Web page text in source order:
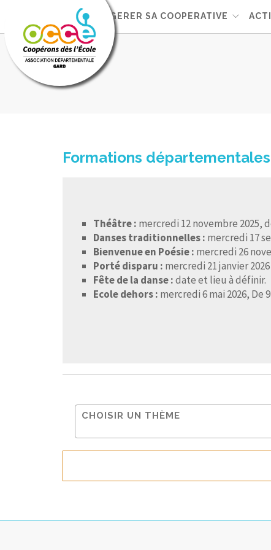
L'OCCE 30 GERER SA COOPERATIVE
Formations
Théâtre : mercredi 12 novembre 2025,
Danses traditionnelles : mercredi 17
Bienvenue en Poésie : mercredi 26
Porté disparu : mercredi 21 janvier
Fête de la danse :date et lieu à définir.
Ecole dehors : mercredi 6 mai 2026, De